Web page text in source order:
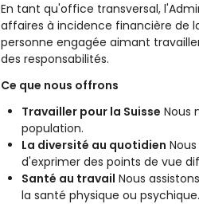
En tant qu'office transversal,
affaires à incidence financière de
personne engagée aimant
des responsabilités.
Ce que nous offrons
Travailler pour la Suisse Nous
population.
La diversité au quotidien
d'exprimer des points de vue
Santé au travail Nous
la santé physique ou psychique.